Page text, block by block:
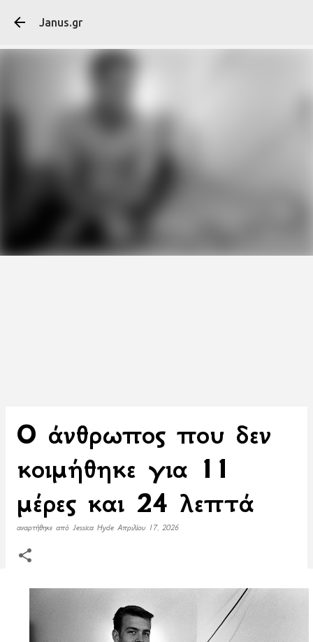
Janus.gr
Ο άνθρωπος που δεν
κοιμήθηκε για 11
μέρες και 24 λεπτά
αναρτήθηκε από Jessica Hyde Απριλίου 17, 2026